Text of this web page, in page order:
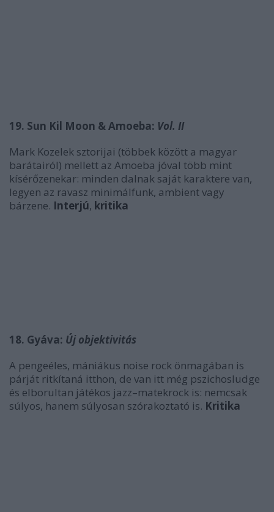
19. Sun Kil Moon & Amoeba: Vol. II
Mark Kozelek sztorijai (többek között a magyar
barátairól) mellett az Amoeba jóval több mint
kísérőzenekar: minden dalnak saját karaktere van,
legyen az ravasz minimálfunk, ambient vagy
bárzene. Interjú, kritika
18. Gyáva: Új objektivitás
A pengeéles, mániákus noise rock önmagában is
párját ritkítaná itthon, de van itt még pszichosludge
és elborultan játékos jazz–matekrock is: nemcsak
súlyos, hanem súlyosan szórakoztató is. Kritika